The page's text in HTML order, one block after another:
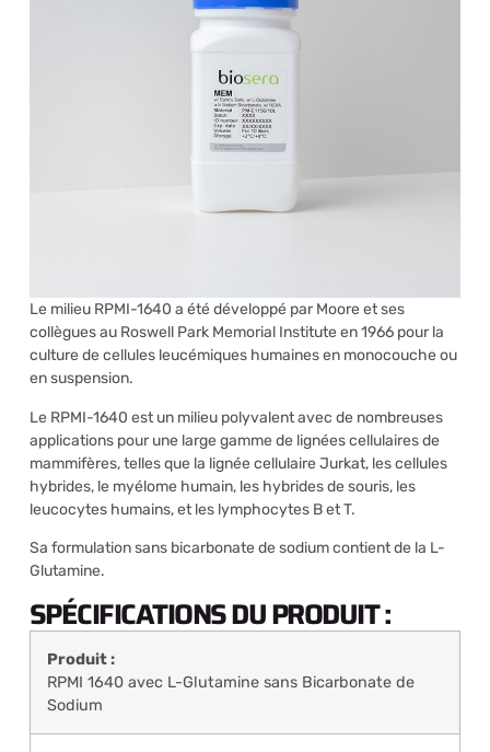
Le milieu RPMI-1640 a été développé par Moore et ses
collègues au Roswell Park Memorial Institute en 1966 pour la
culture de cellules leucémiques humaines en monocouche ou
en suspension.
Le RPMI-1640 est un milieu polyvalent avec de nombreuses
applications pour une large gamme de lignées cellulaires de
mammifères, telles que la lignée cellulaire Jurkat, les cellules
hybrides, le myélome humain, les hybrides de souris, les
leucocytes humains, et les lymphocytes B et T.
Sa formulation sans bicarbonate de sodium contient de la L-
Glutamine.
SPÉCIFICATIONS DU PRODUIT :
Produit :
RPMI 1640 avec L-Glutamine sans Bicarbonate de
Sodium